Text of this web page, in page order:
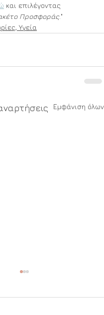
και επιλέγοντας
Προσφοράς."
Υγεία
Εμφάνιση όλων